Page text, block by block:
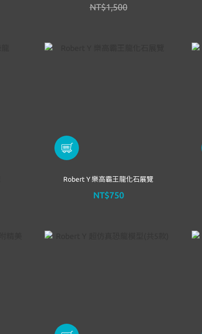
NT$1,500
Robert Y 樂高霸王龍化石展覽
NT$750